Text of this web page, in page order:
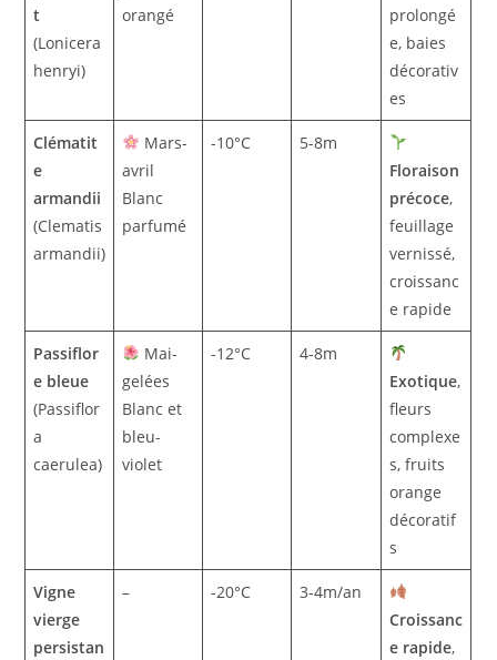
t
(Lonicera
henryi)
orangé
prolongé
e, baies
décorativ
es
Clématit
e
armandii
(Clematis
armandii)
Mars-
avril
Blanc
parfumé
-10°C
5-8m
Floraison
précoce,
feuillage
vernissé,
croissanc
e rapide
Passiflor
e bleue
(Passiflor
a
caerulea)
Mai-
gelées
Blanc et
bleu-
violet
-12°C
4-8m
Exotique,
fleurs
complexe
s, fruits
orange
décoratif
s
Vigne
vierge
persistan
– -20°C
3-4m/an
Croissanc
e rapide,